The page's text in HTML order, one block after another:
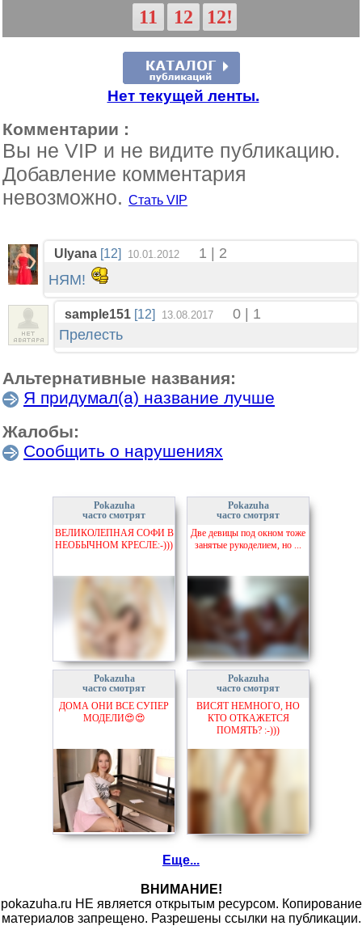
11
12 12!
Нет текущей ленты.
Комментарии :
Вы не VIP и не видите публикацию.
Добавление комментария
невозможно. Стать VIP
Ulyana [12] 10.01.2012
1 | 2
НЯМ!
sample151 [12] 13.08.2017
0 | 1
Прелесть
Альтернативные названия:
Я придумал(а) название лучше
Жалобы:
Сообщить о нарушениях
Pokazuha
часто смотрят
ВЕЛИКОЛЕПНАЯ СОФИ В
НЕОБЫЧНОМ КРЕСЛЕ:-)))
Pokazuha
часто смотрят
Две девицы под окном тоже
занятые рукоделием, но ...
Pokazuha
часто смотрят
ДОМА ОНИ ВСЕ СУПЕР
МОДЕЛИ😍😍
Pokazuha
часто смотрят
ВИСЯТ НЕМНОГО, НО
КТО ОТКАЖЕТСЯ
ПОМЯТЬ? :-)))
Еще...
ВНИМАНИЕ!
pokazuha.ru НЕ является открытым ресурсом. Копирование
материалов запрещено. Разрешены ссылки на публикации.